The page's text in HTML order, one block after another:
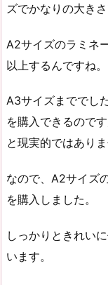
ズでかなりの大きさ
A2サイズのラミネ
以上するんですね。
A3サイズまででし
を購入できるので
と現実的ではありま
なので、A2サイズ
を購入しました。
しっかりときれい
います。